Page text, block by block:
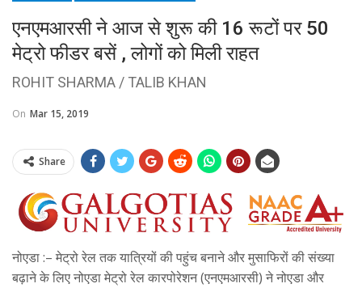
एनएमआरसी ने आज से शुरू की 16 रूटों पर 50
मेट्रो फीडर बसें , लोगों को मिली राहत
ROHIT SHARMA / TALIB KHAN
On Mar 15, 2019
Share
नोएडा :– मेट्रो रेल तक यात्रियों की पहुंच बनाने और मुसाफिरों की संख्या
बढ़ाने के लिए नोएडा मेट्रो रेल कारपोरेशन (एनएमआरसी) ने नोएडा और